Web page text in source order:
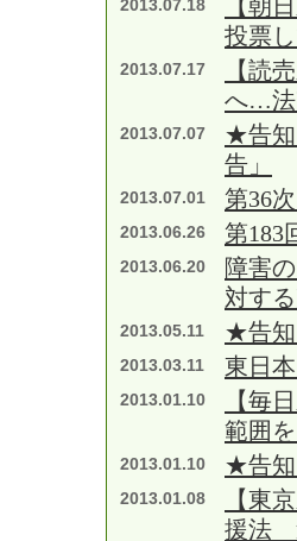
2013.07.18
【朝
投票
2013.07.17
【読
へ…法
2013.07.07
★告
告」
2013.07.01 第36
2013.06.26 第183
2013.06.20
障害
対す
2013.05.11 ★告
2013.03.11 東日
2013.01.10
【毎
範囲
2013.01.10 ★告
2013.01.08
【東
援法